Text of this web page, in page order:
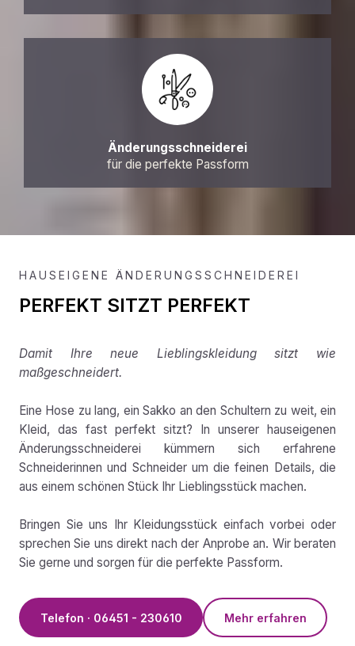
Änderungsschneiderei
für die perfekte Passform
HAUSEIGENE ÄNDERUNGSSCHNEIDEREI
PERFEKT SITZT PERFEKT
Damit Ihre neue Lieblingskleidung sitzt wie
maßgeschneidert.
Eine Hose zu lang, ein Sakko an den Schultern zu weit, ein
Kleid, das fast perfekt sitzt? In unserer hauseigenen
Änderungsschneiderei kümmern sich erfahrene
Schneiderinnen und Schneider um die feinen Details, die
aus einem schönen Stück Ihr Lieblingsstück machen.
Bringen Sie uns Ihr Kleidungsstück einfach vorbei oder
sprechen Sie uns direkt nach der Anprobe an. Wir beraten
Sie gerne und sorgen für die perfekte Passform.
Telefon · 06451 - 230610 Mehr erfahren